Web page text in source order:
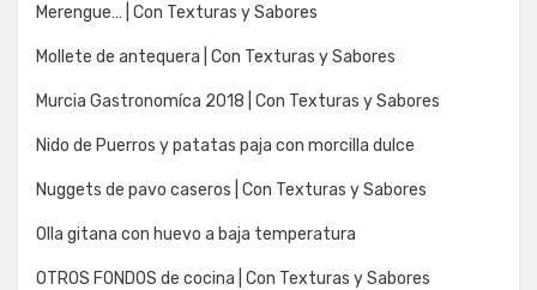
Merengue… | Con Texturas y Sabores
Mollete de antequera | Con Texturas y Sabores
Murcia Gastronomíca 2018 | Con Texturas y Sabores
Nido de Puerros y patatas paja con morcilla dulce
Nuggets de pavo caseros | Con Texturas y Sabores
Olla gitana con huevo a baja temperatura
OTROS FONDOS de cocina | Con Texturas y Sabores